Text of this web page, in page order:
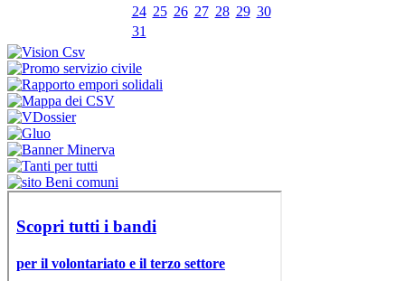
24 25 26 27 28 29 30
31